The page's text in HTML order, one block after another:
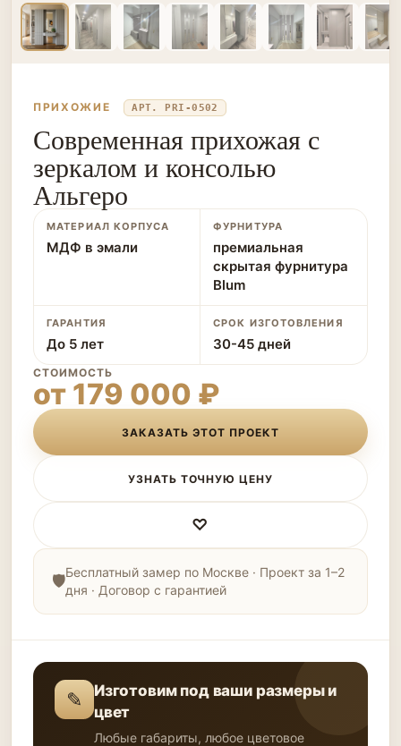
ПРИХОЖИЕ АРТ. PRI-0502
Современная прихожая с
зеркалом и консолью
Альгеро
МАТЕРИАЛ КОРПУСА
МДФ в эмали
ФУРНИТУРА
премиальная
скрытая фурнитура
Blum
ГАРАНТИЯ
До 5 лет
СРОК ИЗГОТОВЛЕНИЯ
30-45 дней
СТОИМОСТЬ
от 179 000 ₽
ЗАКАЗАТЬ ЭТОТ ПРОЕКТ
УЗНАТЬ ТОЧНУЮ ЦЕНУ
♡
Бесплатный замер по Москве · Проект за 1–2
дня · Договор с гарантией
✎
Изготовим под ваши размеры и
цвет
Любые габариты, любое цветовое